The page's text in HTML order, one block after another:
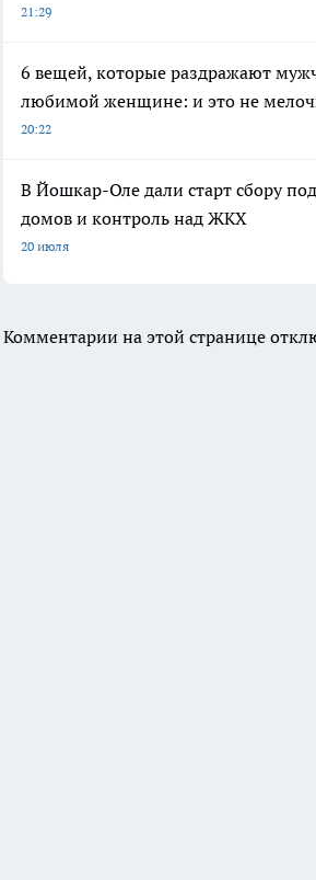
21:29
6 вещей, которые раздражают
любимой женщине: и это не
20:22
В Йошкар-Оле дали старт сбору
домов и контроль над ЖКХ
20 июля
Комментарии на этой странице